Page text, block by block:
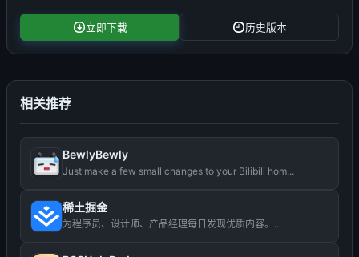
立即下载 历史版本
相关推荐
BewlyBewly
Just make a few small changes to your Bilibili hom...
稀土掘金
为程序员、设计师、产品经理每日发现优质内容。...